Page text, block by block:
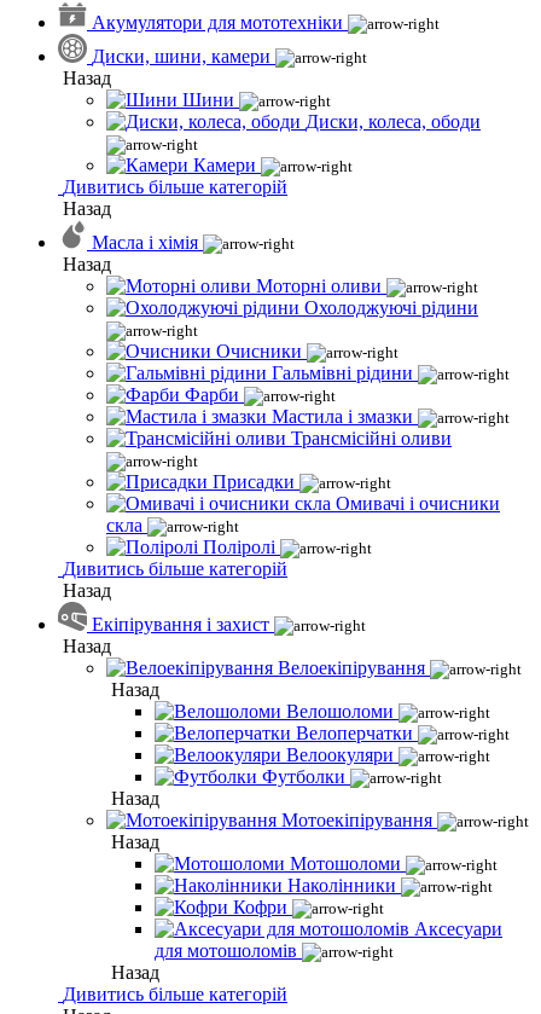
Акумулятори для мототехніки
Диски, шини, камери
Назад
Шини
Диски, колеса, ободи
Камери
Дивитись більше категорій
Назад
Масла і хімія
Назад
Моторні оливи
Охолоджуючі рідини
Очисники
Гальмівні рідини
Фарби
Мастила і змазки
Трансмісійні оливи
Присадки
Омивачі і очисники
скла
Поліролі
Дивитись більше категорій
Назад
Екіпірування і захист
Назад
Велоекіпірування
Назад
Велошоломи
Велоперчатки
Велоокуляри
Футболки
Назад
Мотоекіпірування
Назад
Мотошоломи
Наколінники
Кофри
Аксесуари
для мотошоломів
Назад
Дивитись більше категорій